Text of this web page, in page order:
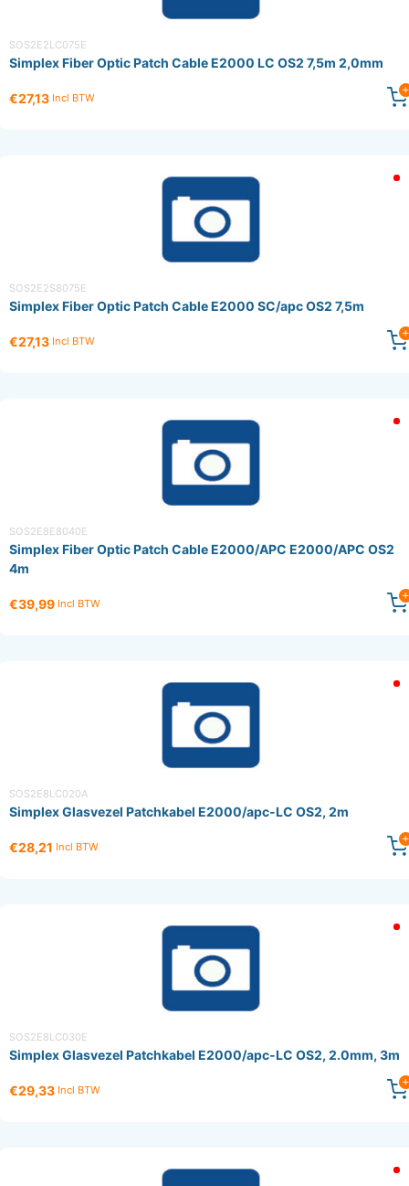
SOS2E2LC075E
Simplex Fiber Optic Patch Cable E2000 LC OS2 7,5m 2,0mm
€27,13 Incl BTW
SOS2E2S8075E
Simplex Fiber Optic Patch Cable E2000 SC/apc OS2 7,5m
€27,13 Incl BTW
SOS2E8E8040E
Simplex Fiber Optic Patch Cable E2000/APC E2000/APC OS2
4m
€39,99 Incl BTW
SOS2E8LC020A
Simplex Glasvezel Patchkabel E2000/apc-LC OS2, 2m
€28,21 Incl BTW
SOS2E8LC030E
Simplex Glasvezel Patchkabel E2000/apc-LC OS2, 2.0mm, 3m
€29,33 Incl BTW